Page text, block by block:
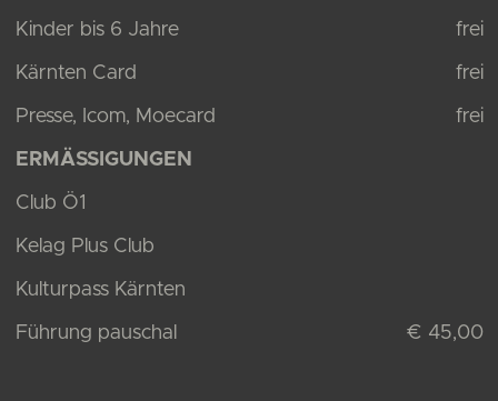
Kinder bis 6 Jahre frei
Kärnten Card frei
Presse, Icom, Moecard frei
ERMÄSSIGUNGEN
Club Ö1
Kelag Plus Club
Kulturpass Kärnten
Führung pauschal € 45,00